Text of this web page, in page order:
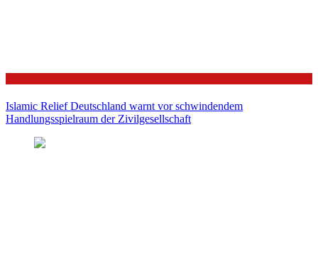
Islamic Relief Deutschland warnt vor schwindendem
Handlungsspielraum der Zivilgesellschaft